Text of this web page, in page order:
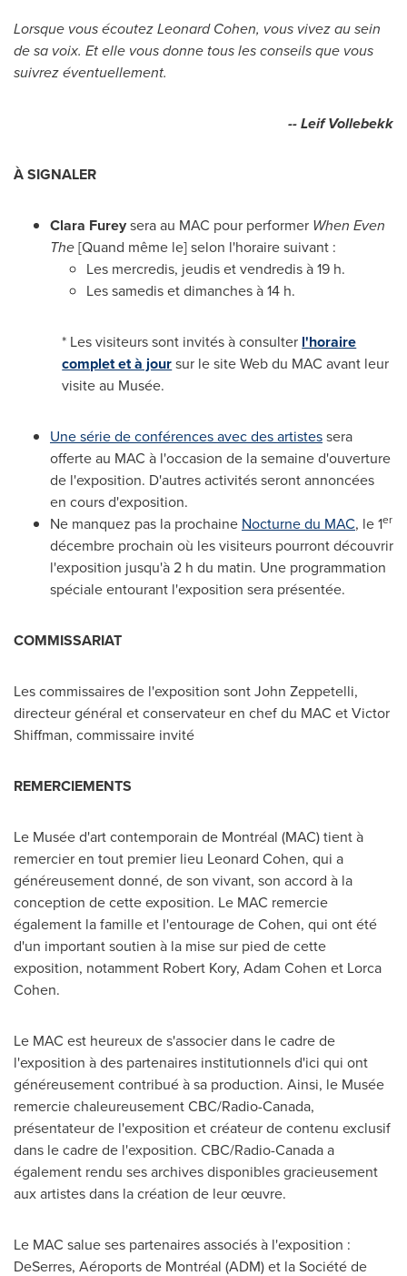
Lorsque vous écoutez Leonard Cohen, vous vivez au sein
de sa voix. Et elle vous donne tous les conseils que vous
suivrez éventuellement.
-- Leif Vollebekk
À SIGNALER
Clara Fureysera au MAC pour performer When Even
The[Quand même le] selon l'horaire suivant :
Les mercredis, jeudis et vendredis à 19 h.
Les samedis et dimanches à 14 h.
* Les visiteurs sont invités à consulter l'horaire
complet et à joursur le site Web du MAC avant leur
visite au Musée.
Une série de conférences avec des artistessera
offerte au MAC à l'occasion de la semaine d'ouverture
de l'exposition. D'autres activités seront annoncées
en cours d'exposition.
Ne manquez pas la prochaine Nocturne du MAC, le 1er
décembre prochain où les visiteurs pourront découvrir
l'exposition jusqu'à 2 h du matin. Une programmation
spéciale entourant l'exposition sera présentée.
COMMISSARIAT
Les commissaires de l'exposition sontJohn Zeppetelli,
directeur général et conservateur en chef du MAC etVictor
Shiffman, commissaire invité
REMERCIEMENTS
Le Musée d'art contemporain de Montréal (MAC) tient à
remercier en tout premier lieu Leonard Cohen, qui a
généreusement donné, de son vivant, son accord à la
conception de cette exposition. Le MAC remercie
également la famille et l'entourage de Cohen, qui ont été
d'un important soutien à la mise sur pied de cette
exposition, notamment Robert Kory, Adam Cohen et Lorca
Cohen.
Le MAC est heureux de s'associer dans le cadre de
l'exposition à des partenaires institutionnels d'ici qui ont
généreusement contribué à sa production. Ainsi, le Musée
remercie chaleureusement CBC/Radio-Canada,
présentateur de l'exposition et créateur de contenu exclusif
dans le cadre de l'exposition. CBC/Radio-Canada a
également rendu ses archives disponibles gracieusement
aux artistes dans la création de leur œuvre.
Le MAC salue ses partenaires associés à l'exposition :
DeSerres, Aéroports de Montréal (ADM) et la Société de